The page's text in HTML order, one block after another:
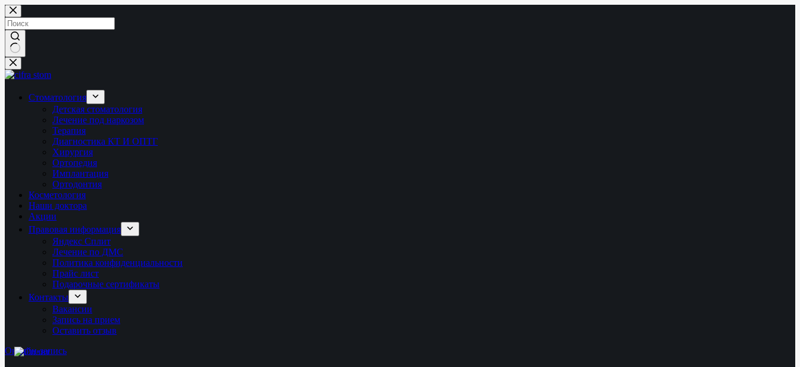
Перейти
к
сути
Ничего
не
Стоматология
Детская стоматология
Лечение под наркозом
Терапия
Диагностика КТ И ОПТГ
Хирургия
Ортопедия
Имплантация
Ортодонтия
Косметология
Наши доктора
Акции
Правовая информация
Яндекс Сплит
Лечение по ДМС
Политика конфиденциальности
Прайс лист
Подарочные сертификаты
Контакты
Вакансии
Запись на прием
Оставить отзыв
Онлайн-запись